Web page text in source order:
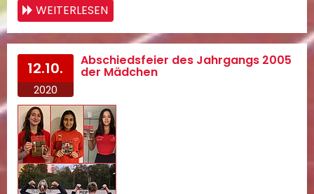
WEITERLESEN
12.10.
2020
Abschiedsfeier des Jahrgangs 2005
der Mädchen